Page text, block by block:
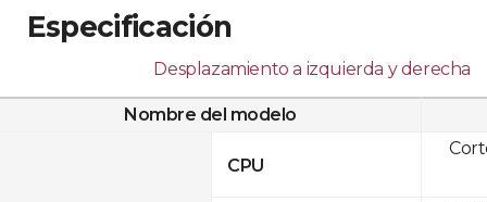
Especificación
Desplazamiento a izquierda y derecha
Nombre del modelo
CPU